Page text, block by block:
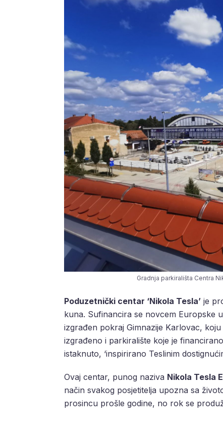
Gradnja parkirališta Centra
Poduzetnički centar ‘Nikola Tesla’ je
kuna. Sufinancira se novcem Europske
izgrađen pokraj Gimnazije Karlovac,
izgrađeno i parkiralište koje je financirano
istaknuto, ‘inspirirano Teslinim
Ovaj centar, punog naziva Nikola Tesla
način svakog posjetitelja upozna sa
prosincu prošle godine, no rok se